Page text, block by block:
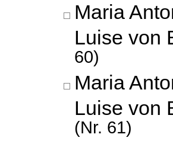
Maria
Luise von
60)
Maria
Luise von
(Nr. 61)